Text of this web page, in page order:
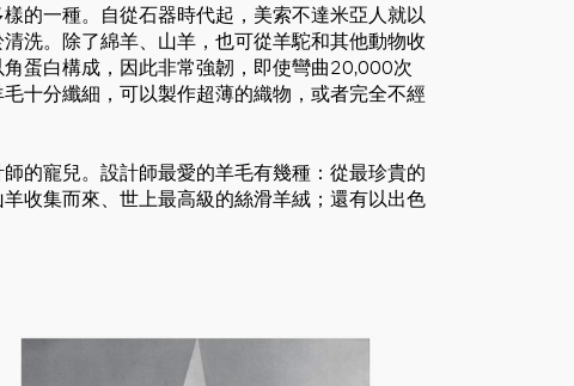
的一種。自從石器時代起，美索不達米亞人就以
洗。除了綿羊、山羊，也可從羊駝和其他動物收
蛋白構成，因此非常強韌，即使彎曲20,000次
十分纖細，可以製作超薄的織物，或者完全不經
的寵兒。設計師最愛的羊毛有幾種：從最珍貴的
收集而來、世上最高級的絲滑羊絨；還有以出色